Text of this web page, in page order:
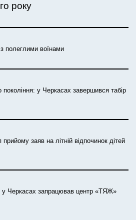
року
полеглими воїнами
у Черкасах завершився табір
заяв на літній відпочинок дітей
у Черкасах запрацював центр «ТЯЖ»